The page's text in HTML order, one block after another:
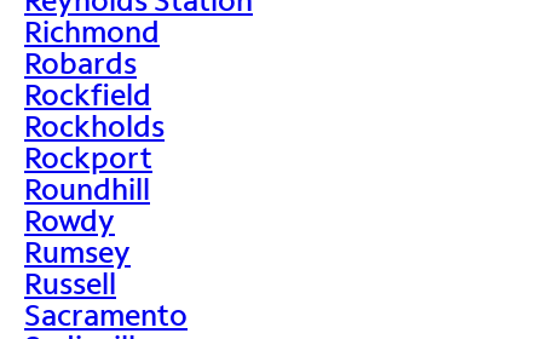
Richmond
Robards
Rockfield
Rockholds
Rockport
Roundhill
Rowdy
Rumsey
Russell
Sacramento